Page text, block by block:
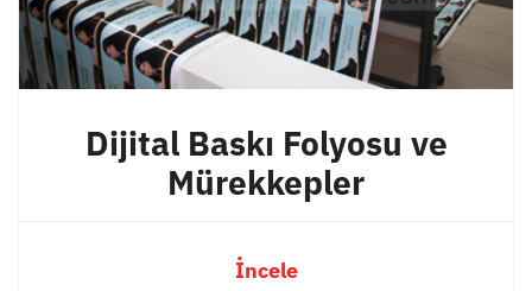
Dijital Baskı Folyosu ve
Mürekkepler
İncele